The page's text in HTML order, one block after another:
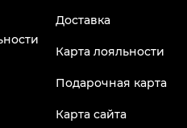
Доставка
Карта лояльности
Подарочная карта
Карта сайта